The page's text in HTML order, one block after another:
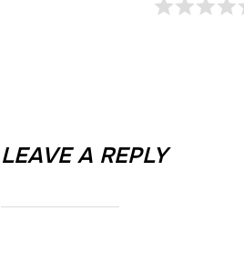
LEAVE A REPLY